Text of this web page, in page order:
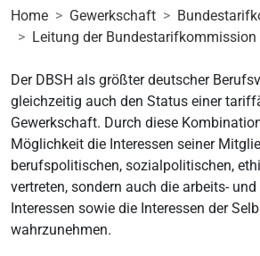
Home Gewerkschaft
Leitung der Bundestarifkommission
Der DBSH als größter deutscher
gleichzeitig auch den Status einer
Gewerkschaft. Durch diese
Möglichkeit die Interessen seiner
berufspolitischen, sozialpolitischen,
vertreten, sondern auch die arbeits-
Interessen sowie die Interessen der
wahrzunehmen.